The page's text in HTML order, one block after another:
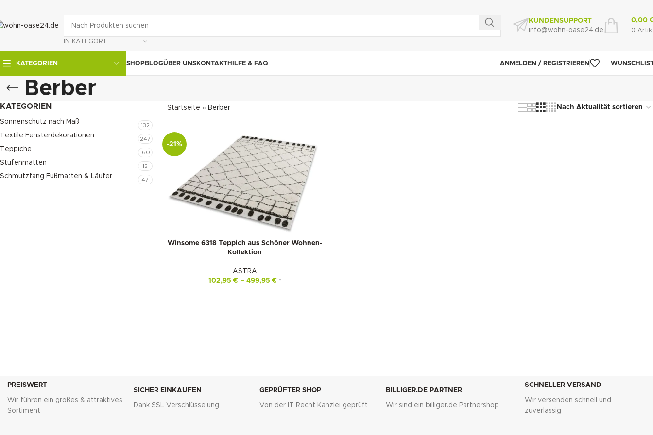
IN KATEGORIE
KUNDENSUPPORT
info@wohn-oase24.de
0
0,00
KATEGORIEN SHOPBLOGÜBER UNSKONTAKTHILFE & FAQ ANMELDEN / REGISTRIEREN
Berber
KATEGORIEN
Sonnenschutz nach Maß 132
Textile Fensterdekorationen 247
Teppiche 160
Stufenmatten 15
Schmutzfang Fußmatten & Läufer 47
Startseite » Berber
-21%
Winsome 6318 Teppich aus Schöner Wohnen-
Kollektion
ASTRA
102,95€– 499,95€ *
PREISWERT
Wir führen ein großes & attraktives
Sortiment
SICHER EINKAUFEN
Dank SSL Verschlüsselung
GEPRÜFTER SHOP
Von der IT Recht Kanzlei geprüft
BILLIGER.DE PARTNER
Wir sind ein billiger.de Partnershop
SCHNELLER VERSAND
Wir versenden schnell und
zuverlässig